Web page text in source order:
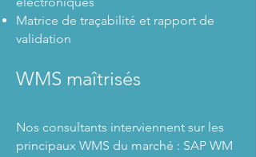
Matrice de traçabilité et rapport de
validation
WMS maîtrisés
Nos consultants interviennent sur les
principaux WMS du marché : SAP WM